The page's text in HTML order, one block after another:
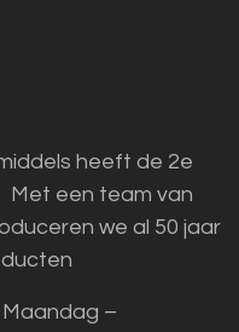
heeft de 2e
Met een team van
we al 50 jaar
Maandag –